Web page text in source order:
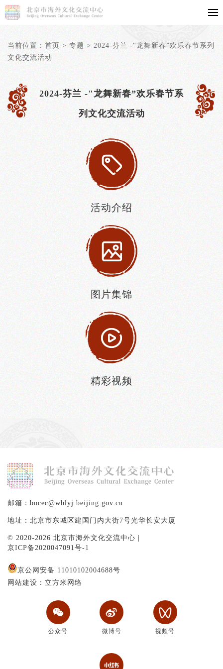
当前位置： 首页 > 专题 >2024-芬兰 -"龙舞新春”欢乐春节系列
文化交流活动
2024-芬兰 -"龙舞新春”欢乐春节系
列文化交流活动
活动介绍
图片集锦
精彩视频
邮箱：bocec@whlyj.beijing.gov.cn
地址：北京市东城区建国门内大街7号光华长安大厦
© 2020-2026 北京市海外文化交流中心 |
京ICP备2020047091号-1
京公网安备 11010102004688号
网站建设：立方米网络
公众号 微博号 视频号